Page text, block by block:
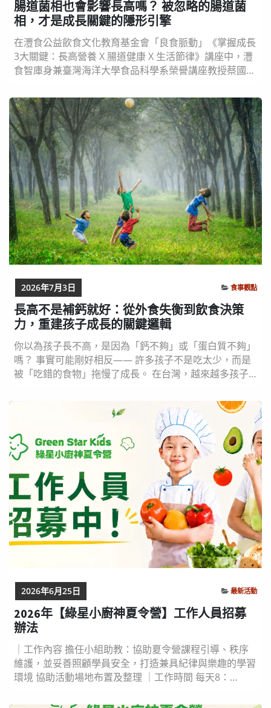
腸道菌相也會影響長高嗎？ 被忽略的腸道菌
相，才是成長關鍵的隱形引擎
在灃食公益飲食文化教育基金會「良食脈動」《掌握成長
3大關鍵：長高營養 X 腸道健康 X 生活節律》講座中，灃
食智庫身兼臺灣海洋大學食品科學系榮譽講座教授蔡國珍
在吃進去的營養，而在腸道如何處理這些營養 。 換句話
說，真正決定孩子能不能長高的，可能不是餐桌，而是腸
道。 「吃很多卻長不高」的真相：營養沒有被用上 「很
多家長會說，我的小孩吃很多、也很營養，...
長高不是補鈣就好：從外食失衡到飲食決策
力，重建孩子成長的關鍵邏輯
你以為孩子長不高，是因為「鈣不夠」或「蛋白質不夠」
嗎？ 事實可能剛好相反—— 許多孩子不是吃太少，而是
被「吃錯的食物」拖慢了成長。 在台灣，越來越多孩子
包、加工點心填滿日常，真正支撐骨骼與發育的關鍵營
養，反而被悄悄排擠。 當家長忙著補鈣、補營養時，往
往忽略了更根本的問題——飲食結構早已失衡。 長高，
從來不是補一種營養就能解決的問題。 它其實是一場關...
2026年7月3日 食事觀點
2026年【綠星小廚神夏令營】工作人員招募
辦法
｜工作內容 擔任小組助教：協助夏令營課程引導、秩序
維護，並妥善照顧學員安全，打造兼具紀律與樂趣的學習
環境 協助活動場地布置及整理 ｜工作時間 每天8：
共四個梯次，可選擇欲服務之梯次，可接受同時報名多梯
2026年6月25日 最新活動